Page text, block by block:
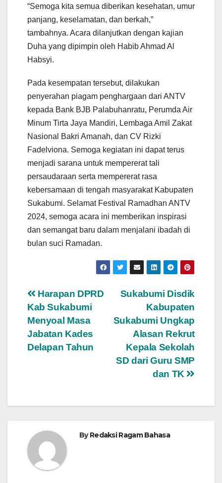
“Semoga kita semua diberikan kesehatan, umur
panjang, keselamatan, dan berkah,”
tambahnya. Acara dilanjutkan dengan kajian
Duha yang dipimpin oleh Habib Ahmad Al
Habsyi.
Pada kesempatan tersebut, dilakukan
penyerahan piagam penghargaan dari ANTV
kepada Bank BJB Palabuhanratu, Perumda Air
Minum Tirta Jaya Mandiri, Lembaga Amil Zakat
Nasional Bakri Amanah, dan CV Rizki
Fadelviona. Semoga kegiatan ini dapat terus
menjadi sarana untuk mempererat tali
persaudaraan serta mempererat rasa
kebersamaan di tengah masyarakat Kabupaten
Sukabumi. Selamat Festival Ramadhan ANTV
2024, semoga acara ini memberikan inspirasi
dan semangat baru dalam menjalani ibadah di
bulan suci Ramadan.
Navigasi
pos
Sukabumi Disdik
Kabupaten
Sukabumi Ungkap
Alasan Rekrut
Kepala Sekolah
SD dari Guru SMP
dan TK
Harapan DPRD
Kab Sukabumi
Menyoal Masa
Jabatan Kades
Delapan Tahun
ByRedaksi Ragam Bahasa